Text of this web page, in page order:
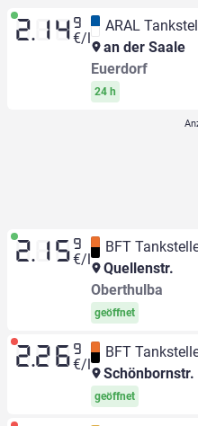
2.14 9
€/l
ARAL
an der Saale
Euerdorf
24 h
2.15 9
€/l
BFT
Quellenstr.
Oberthulba
geöffnet
2.26 9
€/l
BFT
Schönbornstr.
geöffnet